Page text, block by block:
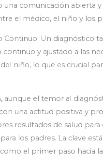
comunicación abierta y
el médico, el niño y los
Continuo: Un diagnóstico
y ajustado a las
niño, lo que es crucial
aunque el temor al
una actitud positiva y
resultados de salud para
los padres. La clave
el primer paso hacia